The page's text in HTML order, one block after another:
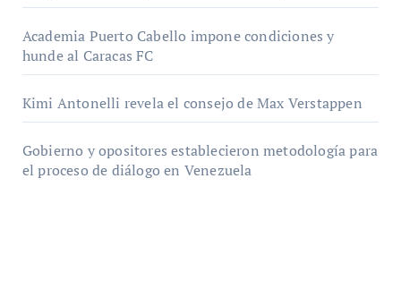
Academia Puerto Cabello impone condiciones y
hunde al Caracas FC
Kimi Antonelli revela el consejo de Max Verstappen
Gobierno y opositores establecieron metodología para
el proceso de diálogo en Venezuela